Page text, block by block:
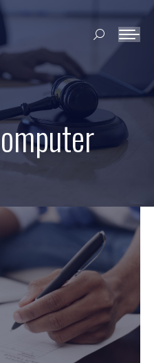
Search: